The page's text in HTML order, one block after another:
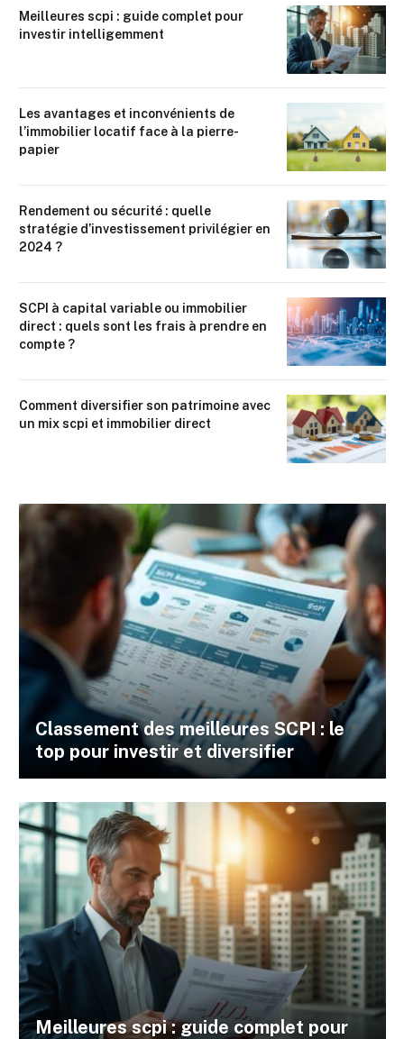
Meilleures scpi : guide complet pour
investir intelligemment
Les avantages et inconvénients de
l’immobilier locatif face à la pierre-
papier
Rendement ou sécurité : quelle
stratégie d’investissement privilégier en
2024 ?
SCPI à capital variable ou immobilier
direct : quels sont les frais à prendre en
compte ?
Comment diversifier son patrimoine avec
un mix scpi et immobilier direct
Classement des meilleures SCPI : le
top pour investir et diversifier
Meilleures scpi : guide complet pour